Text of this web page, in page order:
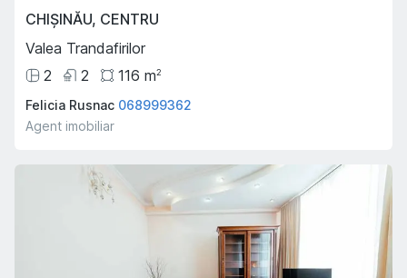
CHIȘINĂU, CENTRU
Valea Trandafirilor
2
2 116 m2
Felicia Rusnac 068999362
Agent imobiliar